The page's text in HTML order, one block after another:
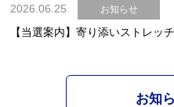
2026.06.25 お知らせ
【当選案内】寄り添いストレ
お知